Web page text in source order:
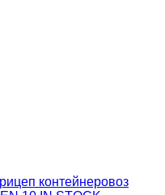
контейнеровоз